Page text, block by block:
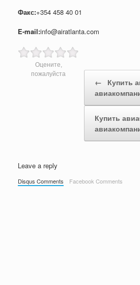
Факс:+354 458 40 01
E-mail:info@airatlanta.com
Оцените,
пожалуйста
Post navigation
←
Купить
Купить
Leave a reply
Disqus Comments Facebook Comments